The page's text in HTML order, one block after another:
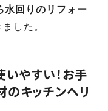
水回りのリフォー
した。
やすい！お手
キッチンへリ